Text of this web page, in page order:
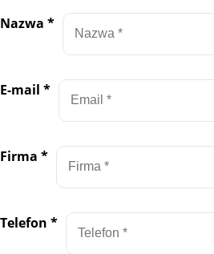
Nazwa *
E-mail *
Firma *
Telefon *